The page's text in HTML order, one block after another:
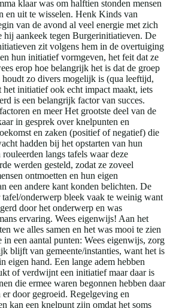
klaar was om halftien stonden mensen
en uit te wisselen. Henk Kinds van
van de avond al veel energie met zich
hij aankeek tegen Burgerinitiatieven. De
zit volgens hem in de overtuiging
hun initiatief vormgeven, het feit dat ze
erop hoe belangrijk het is dat de groep
houdt zo divers mogelijk is (qua leeftijd,
het initiatief ook echt impact maakt, iets
is een belangrijk factor van succes.
en meer Het grootste deel van de
in gesprek over knelpunten en
en zaken (positief of negatief) die
hadden bij het opstarten van hun
langs tafels waar deze
werden gesteld, zodat ze zoveel
ontmoetten en hun eigen
een andere kant konden belichten. De
tafel/onderwerp bleek vaak te weinig want
door het onderwerp en was
ervaring. Wees eigenwijs! Aan het
we alles samen en het was mooi te zien
in een aantal punten: Wees eigenwijs, zorg
blijft van gemeente/instanties, want het is
eigen hand. Een lange adem hebben
of verdwijnt een initiatief maar daar is
die ermee waren begonnen hebben daar
door gegroeid. Regelgeving en
kan een knelpunt zijn omdat het soms